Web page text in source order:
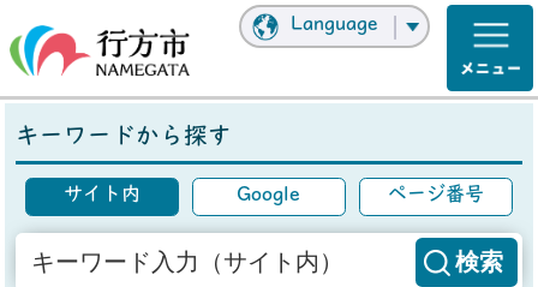
Language
キーワードから探す
サイト内 Google ページ番号